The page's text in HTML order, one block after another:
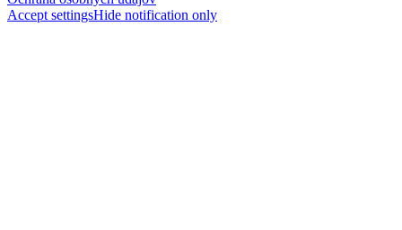
Accept settingsHide notification only